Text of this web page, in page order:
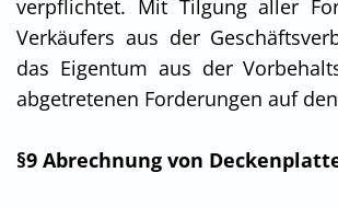
verpflichtet. Mit Tilgung aller
Verkäufers aus der
das Eigentum aus der
abgetretenen Forderungen auf
§9 Abrechnung von